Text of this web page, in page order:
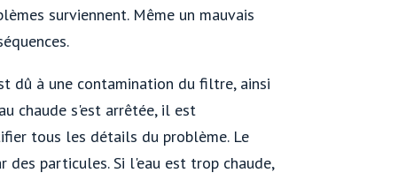
surviennent. Même un mauvais
dû à une contamination du filtre, ainsi
chaude s'est arrêtée, il est
tous les détails du problème. Le
des particules. Si l'eau est trop chaude,